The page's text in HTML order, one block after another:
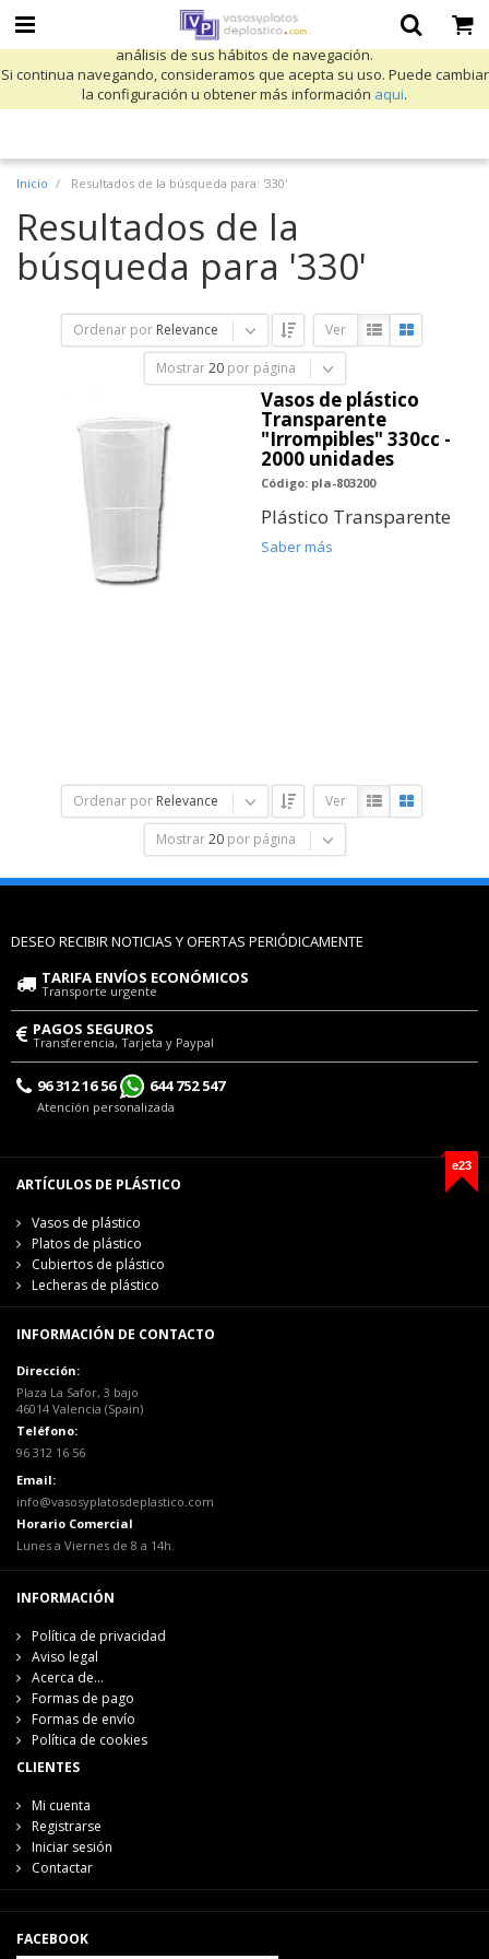
Utilizamos cookies propias y de terceros para mejorar nuestros servicios
y mostrarle publicidad relacionada con sus preferencias mediante el
análisis de sus hábitos de navegación.
Si continua navegando, consideramos que acepta su uso. Puede cambiar
la configuración u obtener más información aqui.
Inicio Resultados de la búsqueda para: '330'
Resultados de la
búsqueda para '330'
Ordenar por Relevance Ver
Mostrar 20 por página
Vasos de plástico
Transparente
"Irrompibles" 330cc -
2000 unidades
Código: pla-803200
Plástico Transparente
Saber más
Ordenar por Relevance Ver
Mostrar 20 por página
DESEO RECIBIR NOTICIAS Y OFERTAS PERIÓDICAMENTE
TARIFA ENVÍOS ECONÓMICOS
Transporte urgente
PAGOS SEGUROS
Transferencia, Tarjeta y Paypal
96 312 16 56 644 752 547
Atención personalizada
e23
ARTÍCULOS DE PLÁSTICO
Vasos de plástico
Platos de plástico
Cubiertos de plástico
Lecheras de plástico
INFORMACIÓN DE CONTACTO
Dirección:
Plaza La Safor, 3 bajo
46014 Valencia (Spain)
Teléfono:
96 312 16 56
Email:
info@vasosyplatosdeplastico.com
Horario Comercial
Lunes a Viernes de 8 a 14h.
INFORMACIÓN
Política de privacidad
Aviso legal
Acerca de...
Formas de pago
Formas de envío
Política de cookies
CLIENTES
Mi cuenta
Registrarse
Iniciar sesión
Contactar
FACEBOOK